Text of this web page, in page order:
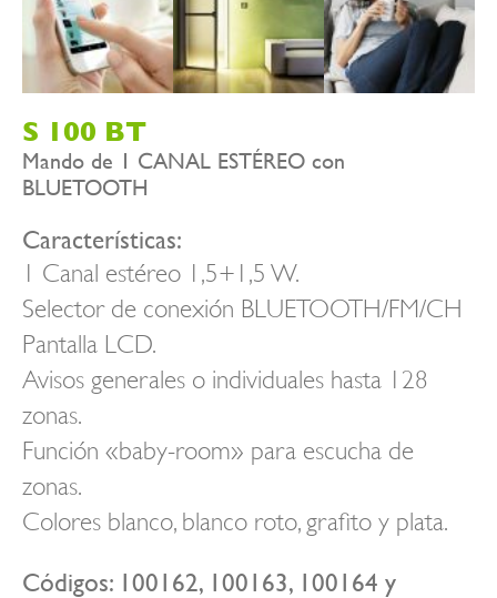
S 100 BT
Mando de 1 CANAL ESTÉREO con
BLUETOOTH
Características:
1 Canal estéreo 1,5+1,5 W.
Selector de conexión BLUETOOTH/FM/CH
Pantalla LCD.
Avisos generales o individuales hasta 128
zonas.
Función «baby-room» para escucha de
zonas.
Colores blanco, blanco roto, grafito y plata.
Códigos: 100162, 100163, 100164 y